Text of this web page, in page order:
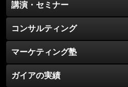
講演・セミナー
コンサルティング
マーケティング塾
ガイアの実績